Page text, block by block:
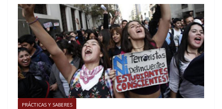
PRÁCTICAS Y SABERES